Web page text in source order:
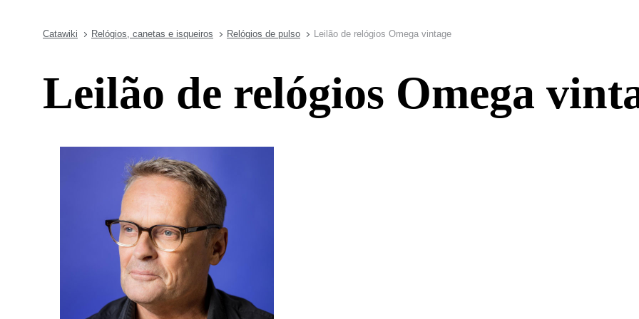
Catawiki Relógios, canetas e isqueiros Relógios de pulso Leilão de relógios Omega vintage
Leilão de relógios Omega